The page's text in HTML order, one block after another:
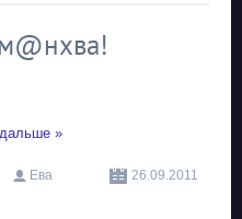
»
Ева
26.09.2011